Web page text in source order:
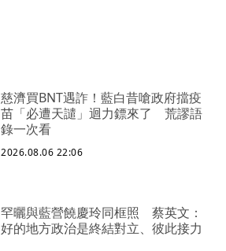
慈濟買BNT遇詐！藍白昔嗆政府擋疫
苗「必遭天譴」迴力鏢來了 荒謬語
錄一次看
2026.08.06 22:06
罕曬與藍營饒慶玲同框照 蔡英文：
好的地方政治是終結對立、彼此接力